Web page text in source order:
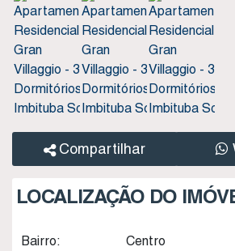
Compartilhar
LOCALIZAÇÃO DO
Bairro: Centro